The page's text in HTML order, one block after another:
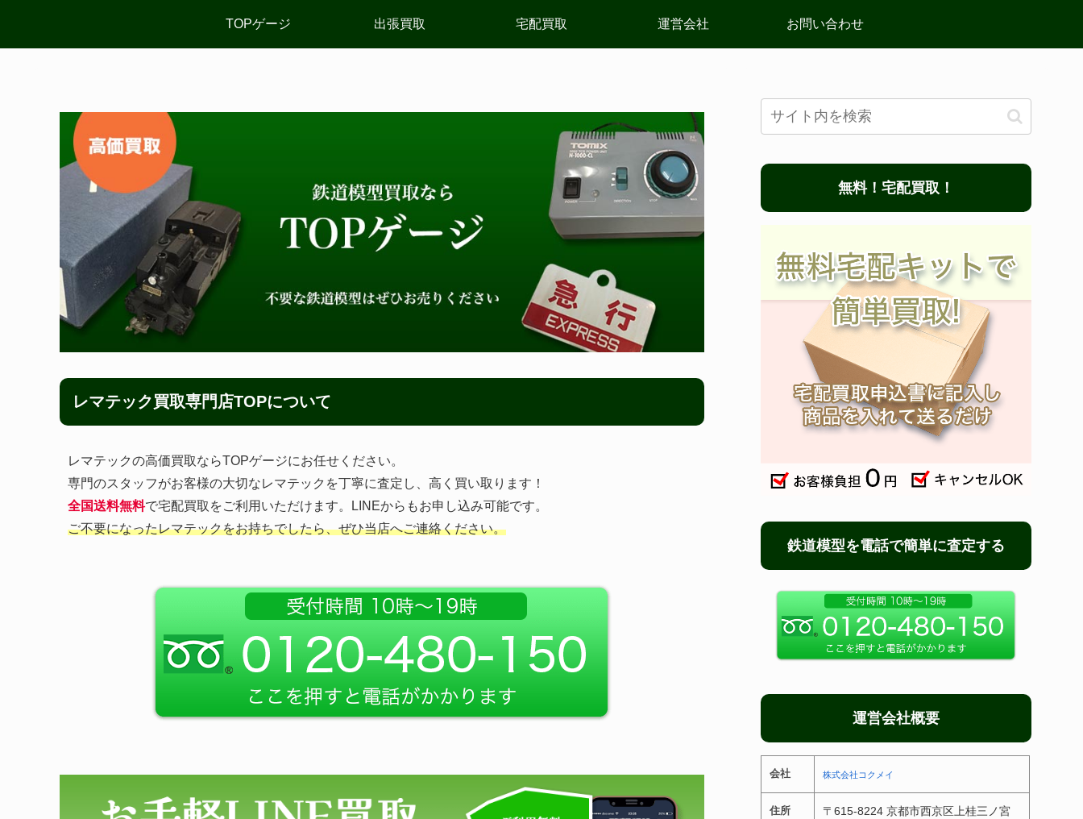
TOPゲージ 出張買取 宅配買取 運営会社 お問い合わせ
レマテック買取専門店TOPについて
レマテックの高価買取ならTOPゲージにお任せください。
専門のスタッフがお客様の大切なレマテックを丁寧に査定し、高く買い取ります！
全国送料無料で宅配買取をご利用いただけます。LINEからもお申し込み可能です。
ご不要になったレマテックをお持ちでしたら、ぜひ当店へご連絡ください。
無料！宅配買取！
鉄道模型を電話で簡単に査定する
運営会社概要
会社 株式会社コクメイ
住所
〒615-8224 京都市西京区上桂三ノ宮